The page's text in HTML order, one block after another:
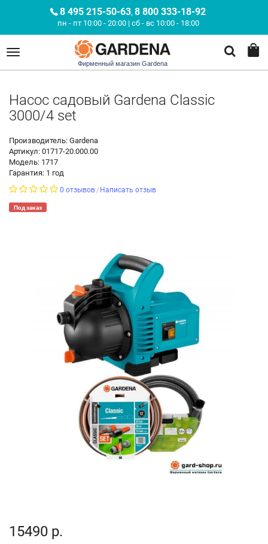
8 495 215-50-63, 8 800 333-18-92
пн - пт 10:00 - 20:00 | сб - вс 10:00 - 18:00
Фирменный магазин Gardena
Насос садовый Gardena Classic
3000/4 set
Производитель: Gardena
Артикул: 01717-20.000.00
Модель: 1717
Гарантия: 1 год
0 отзывов / Написать отзыв
Под заказ
15490 р.